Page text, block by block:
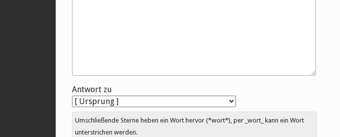
Antwort zu
Umschließende Sterne heben ein Wort hervor (*wort*), per _wort_ kann ein Wort
unterstrichen werden.